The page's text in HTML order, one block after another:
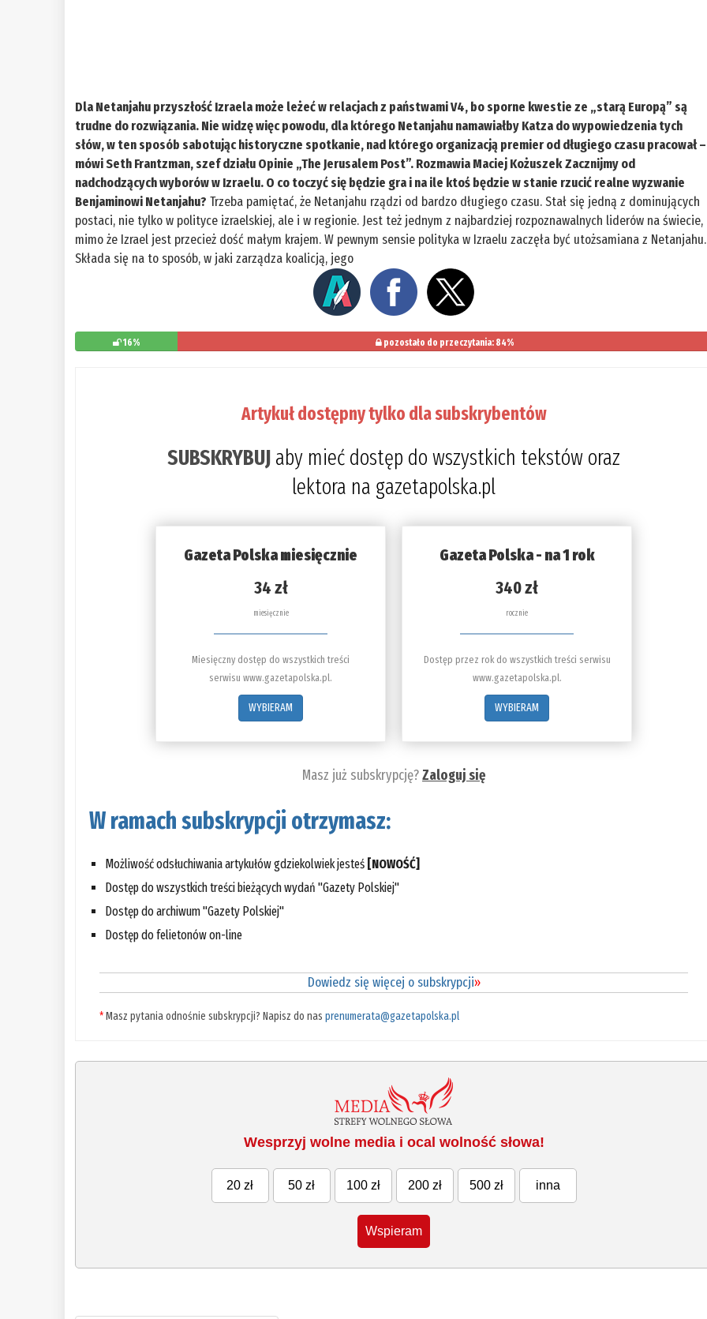
Dla Netanjahu przyszłość Izraela może leżeć w relacjach z państwami V4, bo sporne kwestie ze „starą Europą” są
trudne do rozwiązania. Nie widzę więc powodu, dla którego Netanjahu namawiałby Katza do wypowiedzenia tych
słów, w ten sposób sabotując historyczne spotkanie, nad którego organizacją premier od długiego czasu pracował –
mówi Seth Frantzman, szef działu Opinie „The Jerusalem Post”. Rozmawia Maciej KożuszekZacznijmy od
nadchodzących wyborów w Izraelu. O co toczyć się będzie gra i na ile ktoś będzie w stanie rzucić realne wyzwanie
Benjaminowi Netanjahu? Trzeba pamiętać, że Netanjahu rządzi od bardzo długiego czasu. Stał się jedną z dominujących
postaci, nie tylko w polityce izraelskiej, ale i w regionie. Jest też jednym z najbardziej rozpoznawalnych liderów na świecie,
mimo że Izrael jest przecież dość małym krajem. W pewnym sensie polityka w Izraelu zaczęła być utożsamiana z Netanjahu.
Składa się na to sposób, w jaki zarządza koalicją, jego
16% pozostało do przeczytania: 84%
Artykuł dostępny tylko dla subskrybentów
SUBSKRYBUJ aby mieć dostęp do wszystkich tekstów oraz
lektora na gazetapolska.pl
Gazeta Polska miesięcznie
34 zł
miesięcznie
Miesięczny dostęp do wszystkich treści
serwisu www.gazetapolska.pl.
WYBIERAM
Gazeta Polska - na 1 rok
340 zł
rocznie
Dostęp przez rok do wszystkich treści serwisu
www.gazetapolska.pl.
WYBIERAM
Masz już subskrypcję?Zaloguj się
W ramach subskrypcji otrzymasz:
Możliwość odsłuchiwania artykułów gdziekolwiek jesteś [NOWOŚĆ]
Dostęp do wszystkich treści bieżących wydań "Gazety Polskiej"
Dostęp do archiwum "Gazety Polskiej"
Dostęp do felietonów on-line
Dowiedz się więcej o subskrypcji»
*Masz pytania odnośnie subskrypcji? Napisz do nasprenumerata@gazetapolska.pl
Wesprzyj wolne media i ocal wolność słowa!
20 zł 50 zł 100 zł 200 zł 500 zł inna
Wspieram